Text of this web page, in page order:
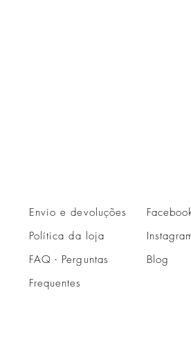
Envio e devoluções
Política da loja
FAQ - Perguntas
Frequentes
Blog